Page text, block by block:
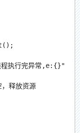
执行完异常,e:{}",
释放资源